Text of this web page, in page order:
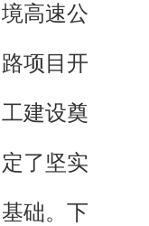
境高速公
路项目开
工建设奠
定了坚实
基础。下